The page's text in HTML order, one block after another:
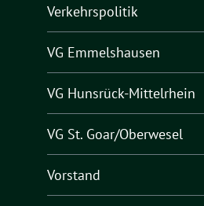
Verkehrspolitik
VG Emmelshausen
VG Hunsrück-Mittelrhein
VG St. Goar/Oberwesel
Vorstand